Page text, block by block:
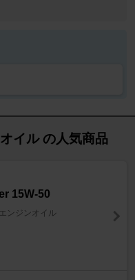
イル の人気商品
15W-50
ンジンオイル